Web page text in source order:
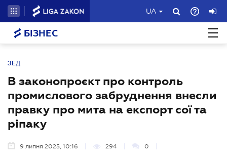
UA
БІЗНЕС
ЗЕД
В законопроєкт про контроль
промислового забруднення внесли
правку про мита на експорт сої та
ріпаку
9 липня 2025, 10:16 294 0